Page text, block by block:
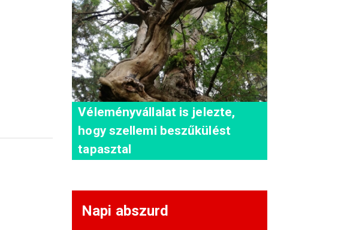
Véleményvállalat is jelezte,
hogy szellemi beszűkülést
tapasztal
Napi abszurd